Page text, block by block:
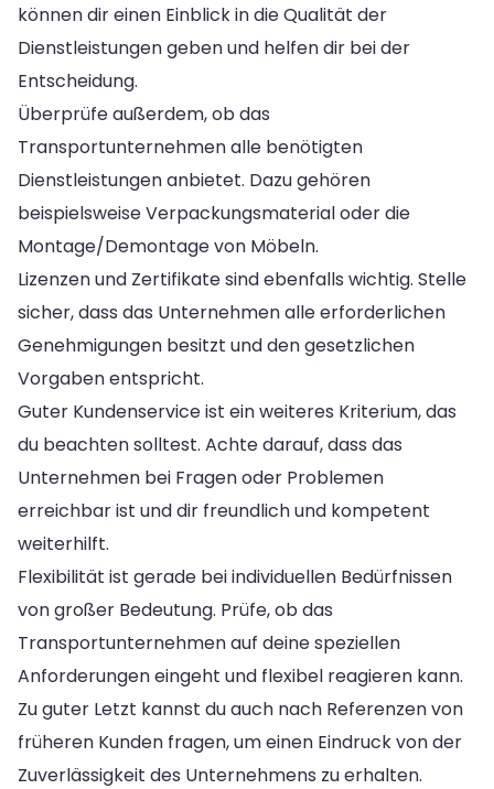
können dir einen Einblick in die Qualität der
Dienstleistungen geben und helfen dir bei der
Entscheidung.
Überprüfe außerdem, ob das
Transportunternehmen alle benötigten
Dienstleistungen anbietet. Dazu gehören
beispielsweise Verpackungsmaterial oder die
Montage/Demontage von Möbeln.
Lizenzen und Zertifikate sind ebenfalls wichtig. Stelle
sicher, dass das Unternehmen alle erforderlichen
Genehmigungen besitzt und den gesetzlichen
Vorgaben entspricht.
Guter Kundenservice ist ein weiteres Kriterium, das
du beachten solltest. Achte darauf, dass das
Unternehmen bei Fragen oder Problemen
erreichbar ist und dir freundlich und kompetent
weiterhilft.
Flexibilität ist gerade bei individuellen Bedürfnissen
von großer Bedeutung. Prüfe, ob das
Transportunternehmen auf deine speziellen
Anforderungen eingeht und flexibel reagieren kann.
Zu guter Letzt kannst du auch nach Referenzen von
früheren Kunden fragen, um einen Eindruck von der
Zuverlässigkeit des Unternehmens zu erhalten.